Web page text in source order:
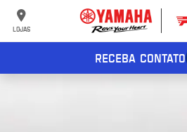
LOJAS
RECEBA CONTATO